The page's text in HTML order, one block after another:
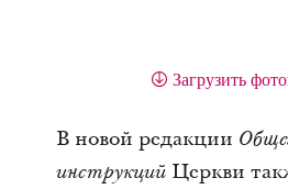
Загрузить
В новой редакции
инструкцийЦеркви